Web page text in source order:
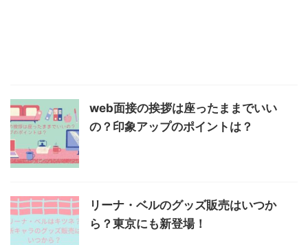
web面接の挨拶は座ったままでいい
の？印象アップのポイントは？
リーナ・ベルのグッズ販売はいつか
ら？東京にも新登場！